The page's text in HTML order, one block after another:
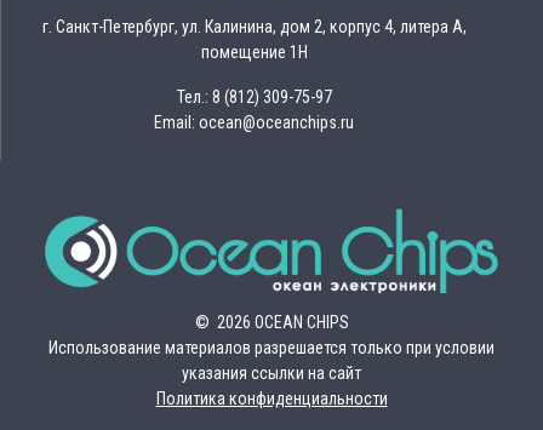
г. Санкт-Петербург, ул. Калинина, дом 2, корпус 4, литера А,
помещение 1Н
Тел.: 8 (812) 309-75-97
Email: ocean@oceanchips.ru
© 2026 OCEAN CHIPS
Использование материалов разрешается только при условии
указания ссылки на сайт
Политика конфиденциальности